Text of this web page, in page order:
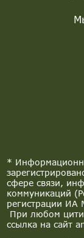
*
сфере связи,
коммуникаций
регистрации
При любом
ссылка на сайт